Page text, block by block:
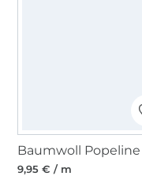
9,95 € / m